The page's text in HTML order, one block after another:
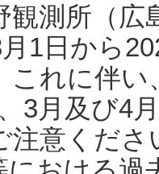
観測所（
1日から
これに伴い
3月及び4
注意くだ